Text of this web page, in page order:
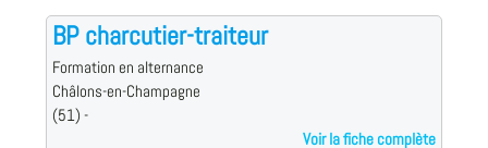
BP charcutier-traiteur
Formation en alternance
Châlons-en-Champagne
(51) -
Voir la fiche complète